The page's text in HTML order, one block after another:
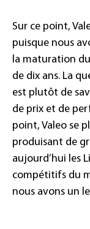
Sur ce point,
puisque nous
la maturation
de dix ans. La
est plutôt de
de prix et de
point, Valeo se
produisant de
aujourd’hui les
compétitifs du
nous avons un